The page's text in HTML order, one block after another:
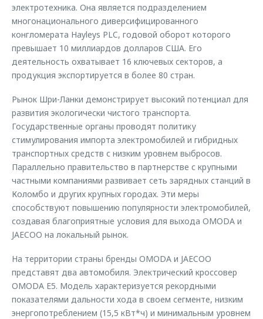
электротехника. Она является подразделением
многонационального диверсифицированного
конгломерата Hayleys PLC, годовой оборот которого
превышает 10 миллиардов долларов США. Его
деятельность охватывает 16 ключевых секторов, а
продукция экспортируется в более 80 стран.
Рынок Шри-Ланки демонстрирует высокий потенциал для
развития экологически чистого транспорта.
Государственные органы проводят политику
стимулирования импорта электромобилей и гибридных
транспортных средств с низким уровнем выбросов.
Параллельно правительство в партнерстве с крупными
частными компаниями развивает сеть зарядных станций в
Коломбо и других крупных городах. Эти меры
способствуют повышению популярности электромобилей,
создавая благоприятные условия для выхода OMODA и
JAECOO на локальный рынок.
На территории страны бренды OMODA и JAECOO
представят два автомобиля. Электрический кроссовер
OMODA E5. Модель характеризуется рекордными
показателями дальности хода в своем сегменте, низким
энергопотреблением (15,5 кВт*ч) и минимальным уровнем